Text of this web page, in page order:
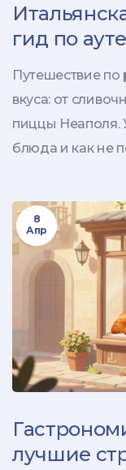
гид по
традициям
Путешествие
вкуса: от
пиццы Неаполя.
блюда и как не
8
Апр
лучшие